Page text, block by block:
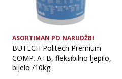
ASORTIMAN PO NARUDŽBI
BUTECH Politech Premium
COMP. A+B, fleksibilno ljepilo,
bijelo /10kg